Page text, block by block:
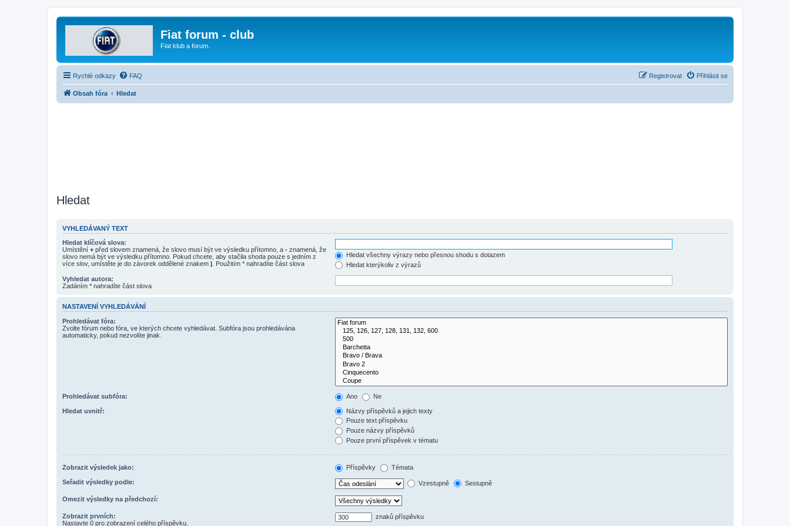
Fiat forum - club
Fiat klub a forum.
Rychlé odkazy FAQ Přihlásit se
Registrovat
Obsah fóra Hledat
Hledat
VYHLEDÁVANÝ TEXT
Hledat klíčová slova:
Umístění + před slovem znamená, že slovo musí být ve výsledku přítomno, a - znamená, že
slovo nemá být ve výsledku přítomno. Pokud chcete, aby stačila shoda pouze s jedním z
více slov, umístěte je do závorek oddělené znakem | . Použitím * nahradíte část slova
Hledat všechny výrazy nebo přesnou shodu s dotazem
Hledat kterýkoliv z výrazů
Vyhledat autora:
Zadáním * nahradíte část slova
NASTAVENÍ VYHLEDÁVÁNÍ
Prohledávat fóra:
Zvolte fórum nebo fóra, ve kterých chcete vyhledávat. Subfóra jsou prohledávána
automaticky, pokud nezvolíte jinak.
Prohledávat subfóra: Ano Ne
Hledat uvnitř:
Názvy příspěvků a jejich texty
Pouze text příspěvku
Pouze názvy příspěvků
Pouze první příspěvek v tématu
Zobrazit výsledek jako: Příspěvky Témata
Seřadit výsledky podle: Vzestupně Sestupně
Omezit výsledky na předchozí:
Zobrazit prvních:
Nastavte 0 pro zobrazení celého příspěvku.
znaků příspěvku